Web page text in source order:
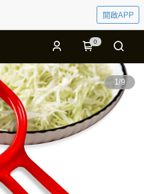
開啟APP
0
1/9